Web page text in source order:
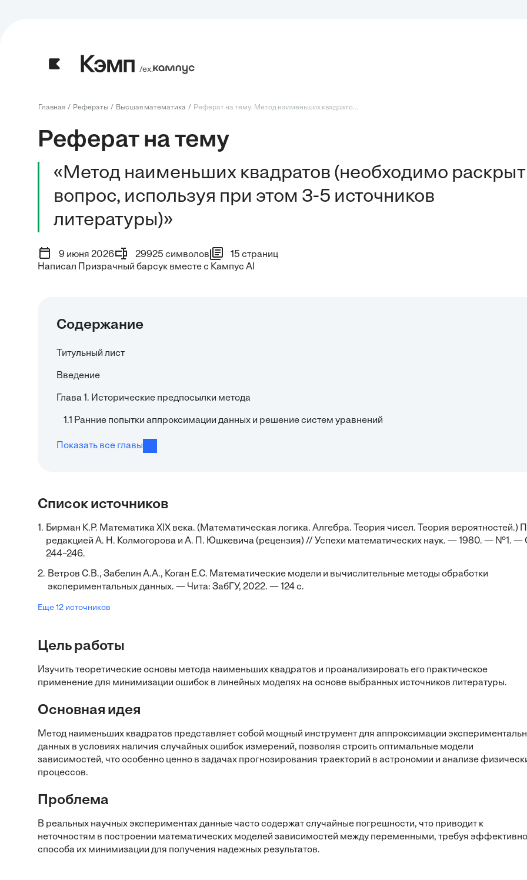
/ех.
Главная Рефераты Высшая математика Реферат на тему: Метод наименьших квадрато...
Реферат на тему
«Метод наименьших квадратов (необходимо
вопрос, используя при этом 3-5 источников
литературы)»
9 июня 2026 29925 символов
15 страниц
Написал Призрачный барсук вместе с Кампус AI
Содержание
Титульный лист
Введение
Глава 1. Исторические предпосылки метода
1.1 Ранние попытки аппроксимации данных и решение систем уравнений
Показать все главы
Список источников
1. Бирман К.Р. Математика XIX века. (Математическая логика. Алгебра. Теория чисел. Теория вероятностей.)
редакцией А. Н. Колмогорова и А. П. Юшкевича (рецензия) // Успехи математических наук. — 1980. — №1. —
244–246.
2. Ветров С.В., Забелин А.А., Коган Е.С. Математические модели и вычислительные методы обработки
экспериментальных данных. — Чита: ЗабГУ, 2022. — 124 с.
Еще 12 источников
Цель работы
Изучить теоретические основы метода наименьших квадратов и проанализировать его практическое
применение для минимизации ошибок в линейных моделях на основе выбранных источников литературы.
Основная идея
Метод наименьших квадратов представляет собой мощный инструмент для аппроксимации
данных в условиях наличия случайных ошибок измерений, позволяя строить оптимальные модели
зависимостей, что особенно ценно в задачах прогнозирования траекторий в астрономии и анализе
процессов.
Проблема
В реальных научных экспериментах данные часто содержат случайные погрешности, что приводит к
неточностям в построении математических моделей зависимостей между переменными, требуя
способа их минимизации для получения надежных результатов.